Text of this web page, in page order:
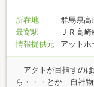
所在地
群馬県高
最寄駅
ＪＲ高
情報提供元
アットホ
アクトが目指すの
ら・・・とか 自社物